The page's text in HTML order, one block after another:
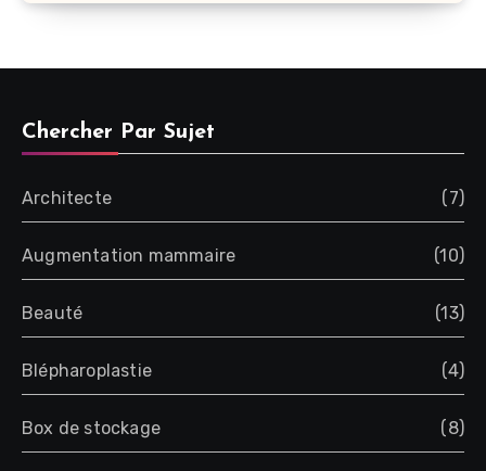
Chercher Par Sujet
Architecte (7)
Augmentation mammaire (10)
Beauté (13)
Blépharoplastie (4)
Box de stockage (8)